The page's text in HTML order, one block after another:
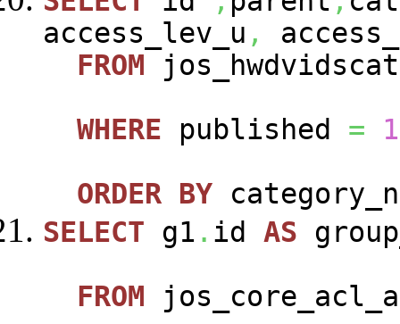
access_lev_u ,
FROM
WHERE published =
1
ORDER BY
SELECT g1 . id AS
FROM